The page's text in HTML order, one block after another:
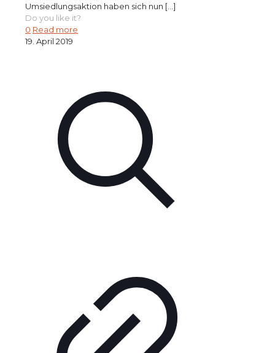
Umsiedlungsaktion haben sich nun […]
Do you like it?
0 Read more
19. April 2019